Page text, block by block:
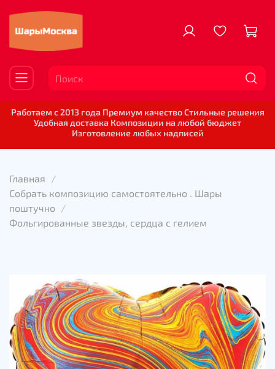
Работаем с 2013 года Премиум качество Стильные решения
Удобная доставка Композиции на любой бюджет
Изготовление любых надписей
Главная
Собрать композицию самостоятельно . Шары
поштучно
Фольгированные звезды, сердца с гелием